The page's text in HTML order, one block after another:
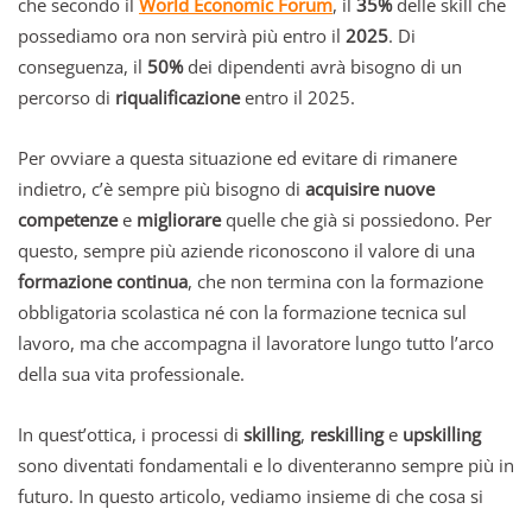
possediamo ora non servirà più entro il 2025. Di
conseguenza, il 50%dei dipendenti avrà bisogno di un
percorso di riqualificazioneentro il 2025.
Per ovviare a questa situazione ed evitare di rimanere
indietro, c’è sempre più bisogno di acquisire nuove
competenzee migliorarequelle che già si possiedono. Per
questo, sempre più aziende riconoscono il valore di una
formazione continua, che non termina con la formazione
obbligatoria scolastica né con la formazione tecnica sul
lavoro, ma che accompagna il lavoratore lungo tutto l’arco
della sua vita professionale.
In quest’ottica, i processi di skilling, reskillinge upskilling
sono diventati fondamentali e lo diventeranno sempre più in
futuro. In questo articolo, vediamo insieme di che cosa si